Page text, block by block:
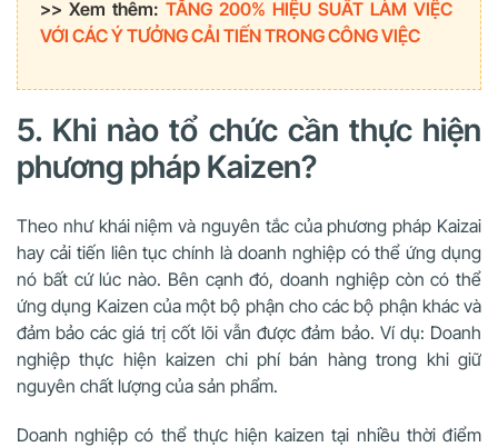
>> Xem thêm: TĂNG 200% HIỆU SUẤT LÀM VIỆC
VỚI CÁC Ý TƯỞNG CẢI TIẾN TRONG CÔNG VIỆC
5. Khi nào tổ chức cần thực hiện
phương pháp Kaizen?
Theo như khái niệm và nguyên tắc của phương pháp Kaizai
hay cải tiến liên tục chính là doanh nghiệp có thể ứng dụng
nó bất cứ lúc nào. Bên cạnh đó, doanh nghiệp còn có thể
ứng dụng Kaizen của một bộ phận cho các bộ phận khác và
đảm bảo các giá trị cốt lõi vẫn được đảm bảo. Ví dụ: Doanh
nghiệp thực hiện kaizen chi phí bán hàng trong khi giữ
nguyên chất lượng của sản phẩm.
Doanh nghiệp có thể thực hiện kaizen tại nhiều thời điểm